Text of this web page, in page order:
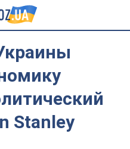
Stanley